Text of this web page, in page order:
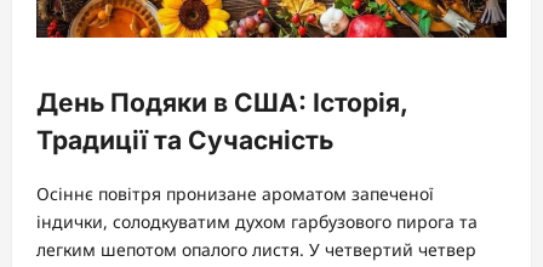
День Подяки в США: Історія,
Традиції та Сучасність
Осіннє повітря пронизане ароматом запеченої
індички, солодкуватим духом гарбузового пирога та
легким шепотом опалого листя. У четвертий четвер